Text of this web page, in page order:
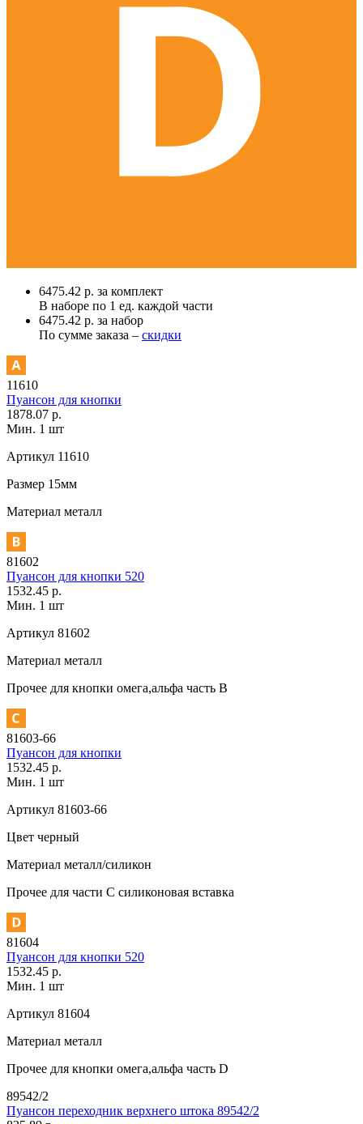
6475.42 р. за комплект
В наборе по 1 ед. каждой части
6475.42 р. за набор
По сумме заказа – скидки
11610
Пуансон для кнопки
1878.07 р.
Мин. 1 шт
Артикул 11610
Размер 15мм
Материал металл
81602
Пуансон для кнопки 520
1532.45 р.
Мин. 1 шт
Артикул 81602
Материал металл
Прочее для кнопки омега,альфа часть В
81603-66
Пуансон для кнопки
1532.45 р.
Мин. 1 шт
Артикул 81603-66
Цвет черный
Материал металл/силикон
Прочее для части C силиконовая вставка
81604
Пуансон для кнопки 520
1532.45 р.
Мин. 1 шт
Артикул 81604
Материал металл
Прочее для кнопки омега,альфа часть D
89542/2
Пуансон переходник верхнего штока 89542/2